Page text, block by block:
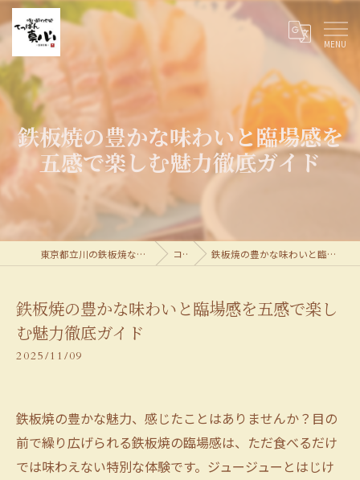
鉄板焼の豊かな味わいと臨場感を
五感で楽しむ魅力徹底ガイド
東京都立川の鉄板焼なら喰い酔わせ処てっぱん真心 コラム 鉄板焼の豊かな味わいと臨場感を五感で楽しむ魅力徹底ガイド
鉄板焼の豊かな味わいと臨場感を五感で楽し
む魅力徹底ガイド
2025/11/09
鉄板焼の豊かな魅力、感じたことはありませんか？目の
前で繰り広げられる鉄板焼の臨場感は、ただ食べるだけ
では味わえない特別な体験です。ジュージューとはじけ